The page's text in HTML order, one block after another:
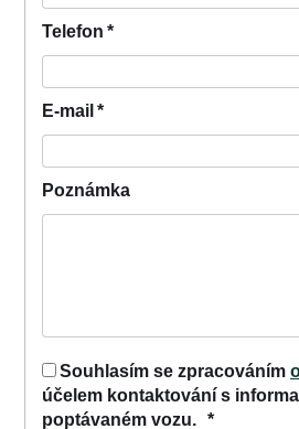
Telefon *
E-mail *
Poznámka
Souhlasím se zpracováním
účelem kontaktování s
poptávaném vozu. *